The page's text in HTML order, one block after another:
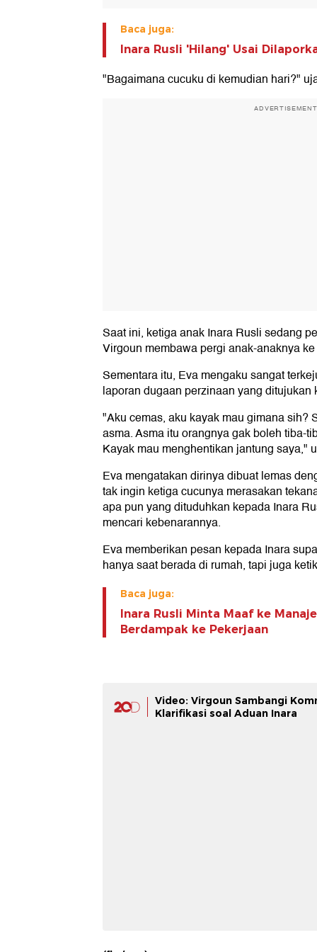
Baca juga:
Inara Rusli 'Hilang' Usai
"Bagaimana cucuku di kemudian hari?"
ADVERTISEMENT
Saat ini, ketiga anak Inara Rusli sedang
Virgoun membawa pergi anak-anaknya
Sementara itu, Eva mengaku sangat
laporan dugaan perzinaan yang ditujukan
"Aku cemas, aku kayak mau gimana sih?
asma. Asma itu orangnya gak boleh tiba-
Kayak mau menghentikan jantung saya,"
Eva mengatakan dirinya dibuat lemas
tak ingin ketiga cucunya merasakan
apa pun yang dituduhkan kepada Inara
mencari kebenarannya.
Eva memberikan pesan kepada Inara
hanya saat berada di rumah, tapi juga
Baca juga:
Inara Rusli Minta Maaf ke
Berdampak ke Pekerjaan
Video: Virgoun Sambangi
Klarifikasi soal Aduan Inara